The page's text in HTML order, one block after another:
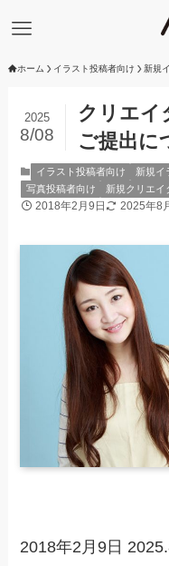
ホーム イラスト投稿者向け 新規
クリエイ
ご提出に
2025
8/08
イラスト投稿者向け
新規イ
写真投稿者向け
新規クリエイ
2018年2月9日 2025年8
2018年2月9日